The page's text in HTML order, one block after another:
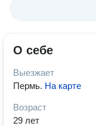
О себе
Выезжает
Пермь. На карте
Возраст
29 лет